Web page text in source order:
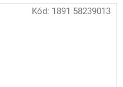
Kód: 1891 58239013